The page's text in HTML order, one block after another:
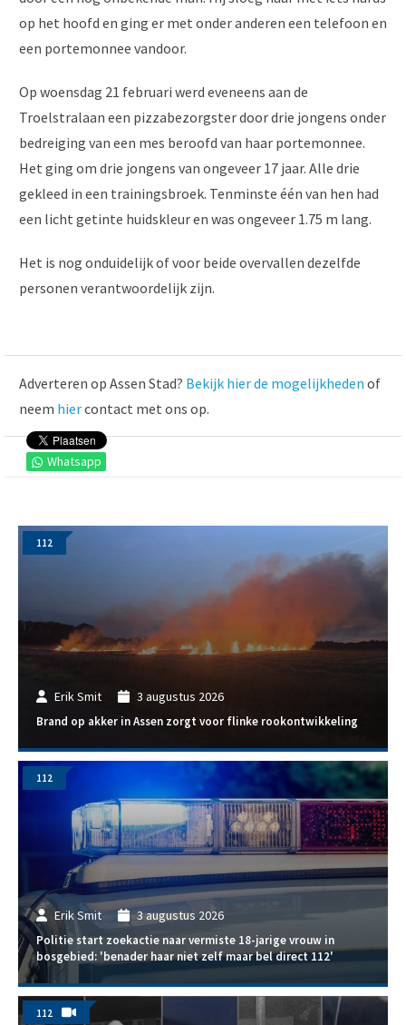
op het hoofd en ging er met onder anderen een telefoon en
een portemonnee vandoor.
Op woensdag 21 februari werd eveneens aan de
Troelstralaan een pizzabezorgster door drie jongens onder
bedreiging van een mes beroofd van haar portemonnee.
Het ging om drie jongens van ongeveer 17 jaar. Alle drie
gekleed in een trainingsbroek. Tenminste één van hen had
een licht getinte huidskleur en was ongeveer 1.75 m lang.
Het is nog onduidelijk of voor beide overvallen dezelfde
personen verantwoordelijk zijn.
Whatsapp
Adverteren op Assen Stad? Bekijk hier de mogelijkheden of
neem hiercontact met ons op.
Erik Smit 3 augustus 2026
Brand op akker in Assen zorgt voor flinke rookontwikkeling
112
Erik Smit 3 augustus 2026
Politie start zoekactie naar vermiste 18-jarige vrouw in
bosgebied: 'benader haar niet zelf maar bel direct 112'
112
112